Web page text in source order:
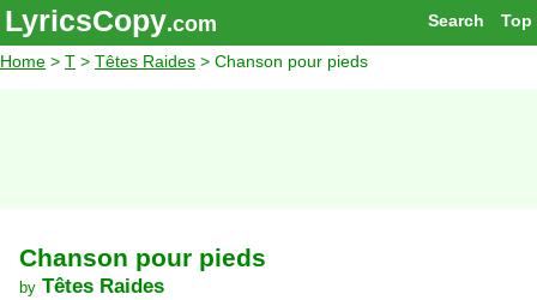
Top
Search
LyricsCopy.com
Home > T > Têtes Raides > Chanson pour pieds
Chanson pour pieds
by Têtes Raides